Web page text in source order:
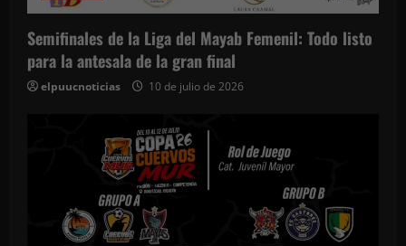
Semifinales de la Liga del Mayab Femenil: Todo listo
para la antesala de la gran final
elpuucnoticias 10 de julio de 2026